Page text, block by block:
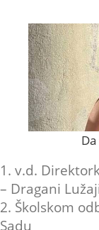
1. v.d.
– Dragani
2. Školskom
Sadu